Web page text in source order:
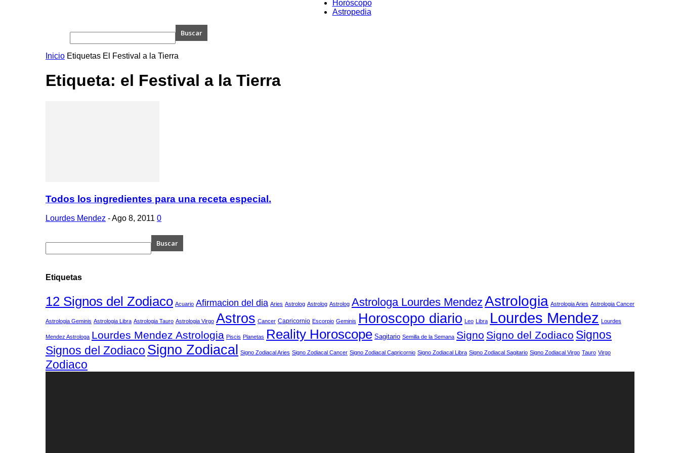
Horóscopo
Astropedia
Inicio Etiquetas El Festival a la Tierra
Etiqueta: el Festival a la Tierra
Todos los ingredientes para una receta especial.
Lourdes Mendez -Ago 8, 2011 0
Etiquetas
12 Signos del Zodiaco Acuario Afirmacion del dia Aries Astrolog Astrolog Astrolog Astrologa Lourdes Mendez Astrologia Astrologia Aries Astrologia Cancer
Astrologia Geminis Astrologia Libra Astrologia Tauro Astrologia Virgo Astros Cancer Capricornio Escorpio Geminis Horoscopo diario Leo Libra Lourdes Mendez Lourdes
Mendez Astrologa Lourdes Mendez Astrologia Piscis Planetas Reality Horoscope Sagitario Semilla de la Semana Signo Signo del Zodiaco Signos
Signos del Zodiaco Signo Zodiacal Signo Zodiacal Aries Signo Zodiacal Cancer Signo Zodiacal Capricornio Signo Zodiacal Libra Signo Zodiacal Sagitario Signo Zodiacal Virgo Tauro Virgo
Zodiaco